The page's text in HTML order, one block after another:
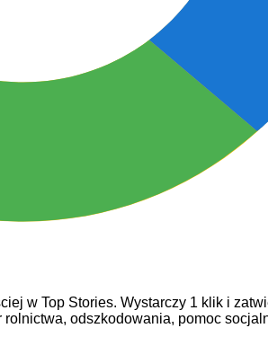
w Top Stories. Wystarczy 1 klik i
rolnictwa, odszkodowania, pomoc